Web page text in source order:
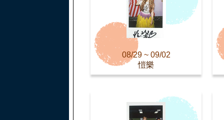
08/29 ~ 09/02
愷樂